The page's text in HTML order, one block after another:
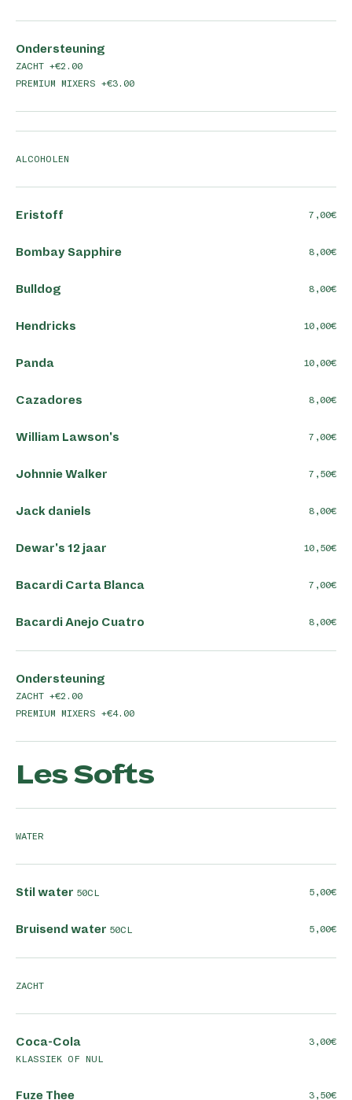
Ondersteuning
ZACHT +€2.00
PREMIUM MIXERS +€3.00
ALCOHOLEN
Eristoff 7,00
Bombay Sapphire 8,00
Bulldog 8,00
Hendricks 10,00
Panda 10,00
Cazadores 8,00
William Lawson's 7,00
Johnnie Walker 7,50
Jack daniels 8,00
Dewar's 12 jaar 10,50
Bacardi Carta Blanca 7,00
Bacardi Anejo Cuatro 8,00
Ondersteuning
ZACHT +€2.00
PREMIUM MIXERS +€4.00
Les Softs
WATER
Stil water 50CL 5,00
Bruisend water 50CL 5,00
ZACHT
Coca-Cola
KLASSIEK OF NUL
3,00
Fuze Thee 3,50